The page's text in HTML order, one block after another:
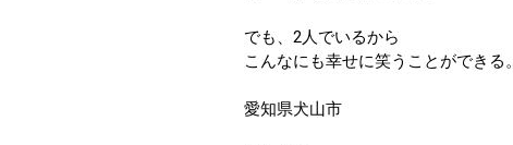
でも、2人でいるから
こんなにも幸せに笑うことができる。
愛知県犬山市